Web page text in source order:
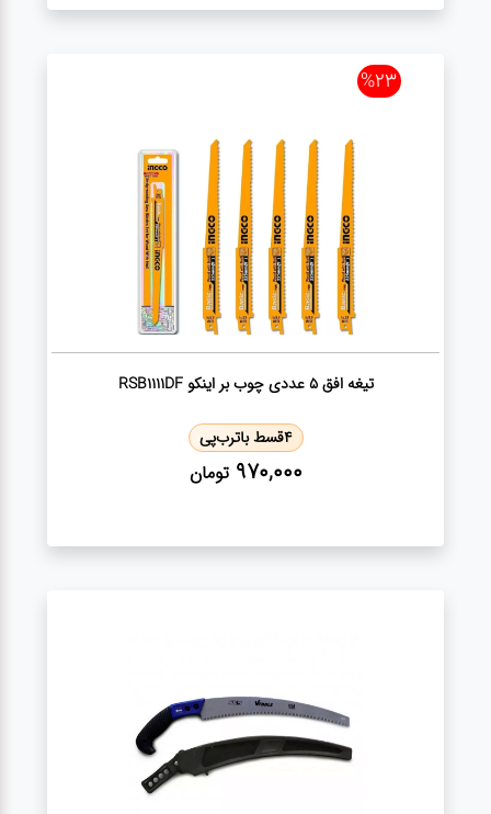
%23
تیغه افق ۵ عددی چوب بر اینکو RSB1111DF
4قسط باترب‌پی
970,000 تومان